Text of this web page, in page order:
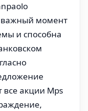
важный момент
и способна
все акции Mps